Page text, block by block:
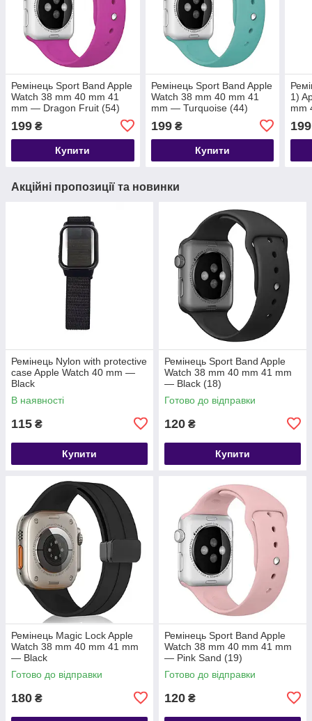
Ремінець Sport Band Apple
Watch 38 mm 40 mm 41
mm — Dragon Fruit (54)
199 ₴
Купити
Ремінець Sport Band Apple
Watch 38 mm 40 mm 41
mm — Turquoise (44)
199₴
Купити
1)
mm
199
Акційні пропозиції та новинки
Ремінець Nylon with protective
case Apple Watch 40 mm —
Black
В наявності
115 ₴
Купити
Ремінець Sport Band Apple
Watch 38 mm 40 mm 41 mm
— Black (18)
Готово до відправки
120 ₴
Купити
Ремінець Magic Lock Apple
Watch 38 mm 40 mm 41 mm
— Black
Готово до відправки
180 ₴
Ремінець Sport Band Apple
Watch 38 mm 40 mm 41 mm
— Pink Sand (19)
Готово до відправки
120 ₴